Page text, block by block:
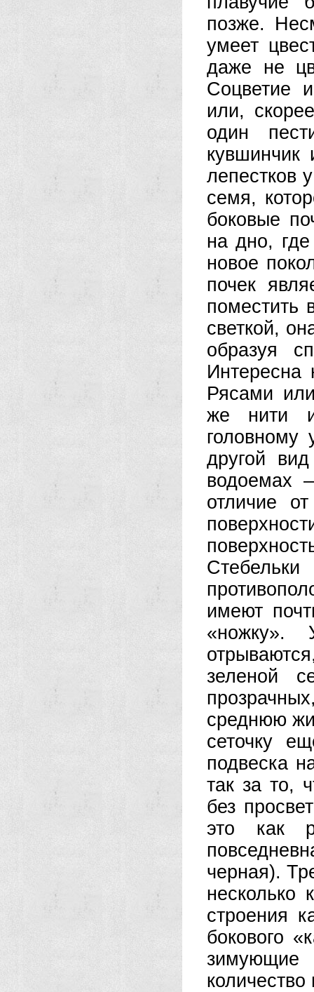
позже.
умеет
даже не
Соцветие
или,
один
лепестков
семя,
боковые
на дно,
новое
почек
поместить
светкой,
образуя
Интересна
Рясами
же нити и
головному
другой
водоемах
отличие
имеют
«ножку».
зеленой
среднюю
сеточку
подвеска
так за то,
без
это как
черная).
строения
бокового